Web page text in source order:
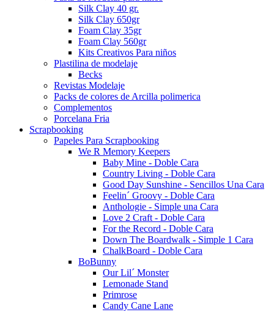
Silk Clay 40 gr.
Silk Clay 650gr
Foam Clay 35gr
Foam Clay 560gr
Kits Creativos Para niños
Plastilina de modelaje
Becks
Revistas Modelaje
Packs de colores de Arcilla polimerica
Complementos
Porcelana Fria
Scrapbooking
Papeles Para Scrapbooking
We R Memory Keepers
Baby Mine - Doble Cara
Country Living - Doble Cara
Good Day Sunshine - Sencillos Una Cara
Feelin´ Groovy - Doble Cara
Anthologie - Simple una Cara
Love 2 Craft - Doble Cara
For the Record - Doble Cara
Down The Boardwalk - Simple 1 Cara
ChalkBoard - Doble Cara
BoBunny
Our Lil´ Monster
Lemonade Stand
Primrose
Candy Cane Lane